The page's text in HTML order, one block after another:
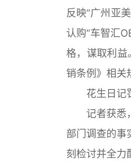
反映“广州亚
认购“车智汇
格，谋取利益
销条例》相关
花生日记
记者获悉，
部门调查的事
刻检讨并全力